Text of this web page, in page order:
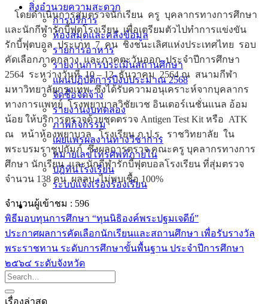
สิ่งอำนวยความสะดวก
การบริการ
ห้องสมุดและคลังข้อมูล
รายการอาหาร
รายงานการประเมินสถานศึกษา
แผนปฏิบัติการปีงบประมาณ 2568
จัดซื้อจัดจ้าง
รายงานงบทดลอง
ภาพกิจกรรม
เผยแพร่ผลงานทางวิชาการ
หมายเลขโทรศัพท์ภายใน
ปฎิทินโรงเรียน
ระบบแจ้งเรื่องร้องเรียน
โดยดำเนินการสุ่มตรวจนักเรียน ครู บุคลากรทางการศึกษา
และนักกีฬารักบี้ฟุตโรงเรียน เพื่อเตรียมตัวไปทำการแข่งขัน
รักบี้ฟุตบอล ประเภท 7 คน ชิงชนะเลิศแห่งประเทศไทย รอบ
คัดเลือกภาคกลาง และภาคตะวันออก ประจำปีการศึกษา
2564 ระหว่างวันที่ 10 – 12 ธันวาคม 2564 ณ สนามกีฬา
มหาวิทยาลัยกรุงเทพ ซึ่งได้รับความอนุเคราะห์จากบุคลากร
ทางการแพทย์ โรงพยาบาลวิชัยเวช อินเตอร์เนชั่นแนล อ้อม
น้อย ให้บริการตรวจด้วยชุดตรวจ Antigen Test Kit หรือ ATK
ณ หน้าห้องพยาบาล โรงเรียน ภ.ป.ร. ราชวิทยาลัย ใน
พระบรมราชูปถัมภ์ ซึ่งผลการตรวจ คณะครู บุคลากรทางการ
ศึกษา นักเรียน และนักกีฬารักบี้ฟุตบอลโรงเรียน ที่สุ่มตรวจ
จำนวน 138 คน ผลลบ ไม่พบเชื้อ 100%
จำนวนผู้เข้าชม : 596
พิธีมอบทุนการศึกษา “ทุนนิธิองค์พระปฐมเจดีย์”
ประกาศผลการคัดเลือกนักเรียนและสถานศึกษา เพื่อรับรางวัล
พระราชทาน ระดับการศึกษาขั้นพื้นฐาน ประจำปีการศึกษา
๒๕๖๔ ระดับจังหวัด
เรื่องล่าสุด